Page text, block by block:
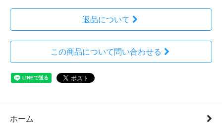
返品について
この商品について問い合わせる
ホーム